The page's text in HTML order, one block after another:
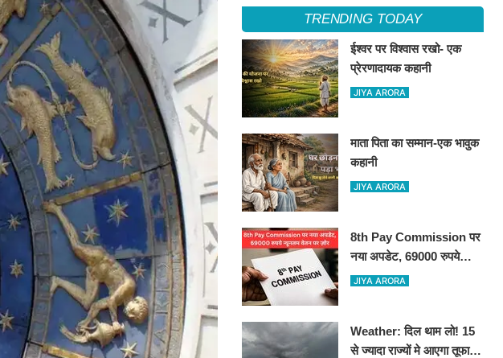
TRENDING TODAY
ईश्वर पर विश्वास रखो- एक
प्रेरणादायक कहानी
JIYA ARORA
माता पिता का सम्मान-एक भावुक
कहानी
JIYA ARORA
8th Pay Commission पर
नया अपडेट, 69000 रुपये
न्यूनतम वेतन पर ज़ोर
JIYA ARORA
Weather: दिल थाम लो! 15
से ज्यादा राज्यों मे आएगा तूफान,